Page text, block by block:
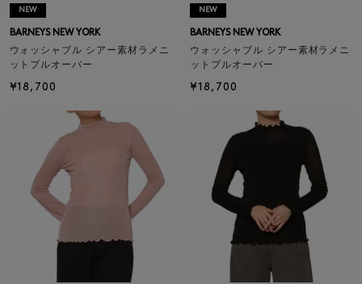
NEW
BARNEYS NEW YORK
ウォッシャブル シアー素材ラメニ
ットプルオーバー
¥18,700
NEW
BARNEYS NEW YORK
ウォッシャブル シアー素材ラメニ
ットプルオーバー
¥18,700